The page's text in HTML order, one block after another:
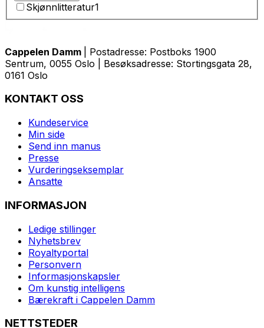
Skjønnlitteratur1
Cappelen Damm
| Postadresse: Postboks 1900
Sentrum, 0055 Oslo | Besøksadresse: Stortingsgata 28,
0161 Oslo
KONTAKT OSS
Kundeservice
Min side
Send inn manus
Presse
Vurderingseksemplar
Ansatte
INFORMASJON
Ledige stillinger
Nyhetsbrev
Royaltyportal
Personvern
Informasjonskapsler
Om kunstig intelligens
Bærekraft i Cappelen Damm
NETTSTEDER